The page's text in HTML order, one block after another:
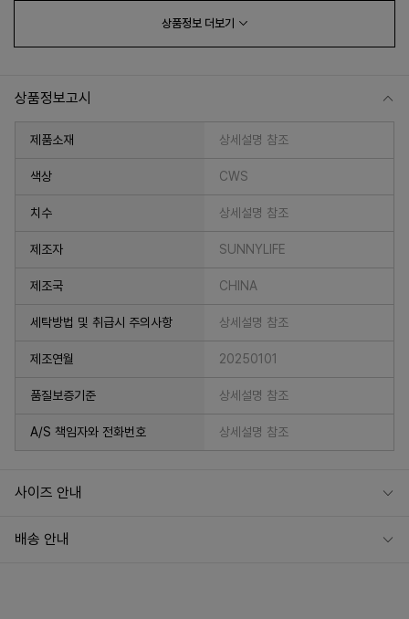
상품정보 더보기
상품정보고시
제품소재 상세설명 참조
색상 CWS
치수 상세설명 참조
제조자 SUNNYLIFE
제조국 CHINA
세탁방법 및 취급시 주의사항 상세설명 참조
제조연월 20250101
품질보증기준 상세설명 참조
A/S 책임자와 전화번호 상세설명 참조
사이즈 안내
배송 안내